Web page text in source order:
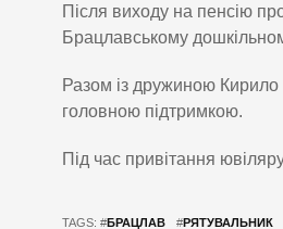
Після виходу на пенсію
Брацлавському
Разом із дружиною
головною підтримкою.
Під час привітання
TAGS: #БРАЦЛАВ #РЯТУВАЛЬНИК